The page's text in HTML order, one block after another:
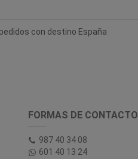
con destino España
FORMAS DE CONTACTO
987 40 34 08
601 40 13 24